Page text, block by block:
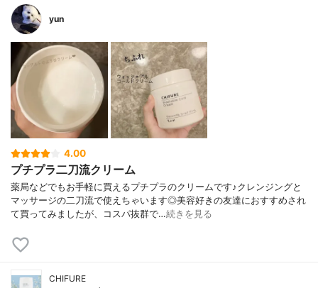
yun
4.00
プチプラ二刀流クリーム
薬局などでもお手軽に買えるプチプラのクリームです♪クレンジングと
マッサージの二刀流で使えちゃいます◎美容好きの友達におすすめされ
て買ってみましたが、コスパ抜群で…続きを見る
CHIFURE